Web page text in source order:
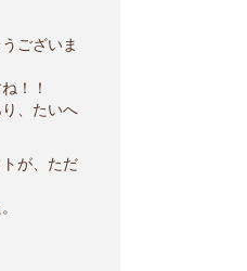
ございま
！！
、たいへ
が、ただ